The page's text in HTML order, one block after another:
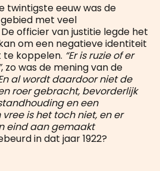
twintigste eeuw was de
met veel
officier van justitie legde het
om een negatieve identiteit
koppelen. “Er is ruzie of er
, zo was de mening van de
al wordt daardoor niet de
roer gebracht, bevorderlijk
en een
is het toch niet, en er
eind aan gemaakt
in dat jaar 1922?